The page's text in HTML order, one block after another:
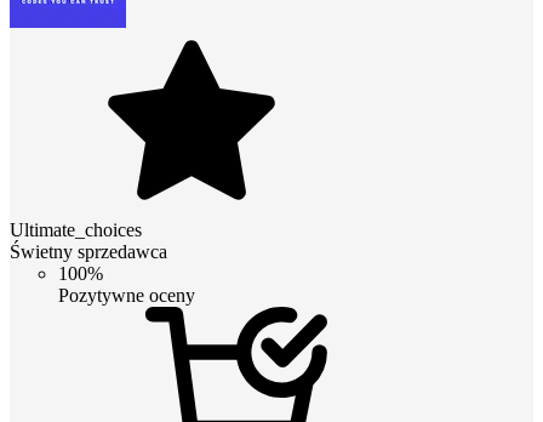
Ultimate_choices
Świetny sprzedawca
100%
Pozytywne oceny